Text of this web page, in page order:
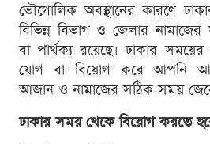
ভৌগোলিক অবস্থানের কারণে
বিভিন্ন বিভাগ ও জেলার
বা পার্থক্য রয়েছে। ঢাকার সময়ের
যোগ বা বিয়োগ করে আপনি
আজান ও নামাজের সঠিক সময়
ঢাকার সময় থেকে বিয়োগ করতে